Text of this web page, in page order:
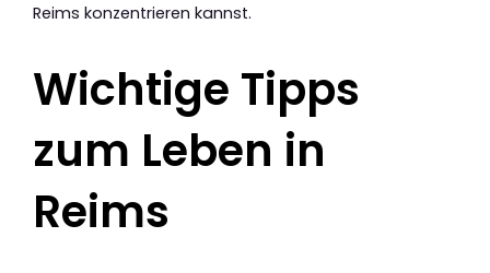
Reims konzentrieren kannst.
Wichtige Tipps
zum Leben in
Reims